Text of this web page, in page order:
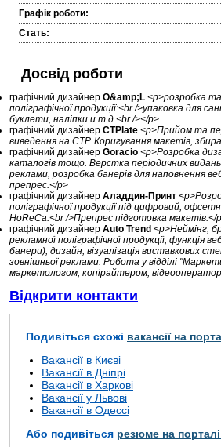
Графік роботи:
Стать:
Досвід роботи
графічний дизайнер O&amp;L <p>розробка
поліграфічної продукції:<br />упаковка для
буклети, наліпки и т.д.<br /></p>
графічний дизайнер CTPlate <p>Прийом та
виведення на CTP. Коригування макетів,
графічний дизайнер Goracio <p>Розробка
каталогів тощо. Верстка періодичних
реклами, розробка банерів для наповнення
препрес.</p>
графічний дизайнер Аладдин-Принт
поліграфічної продукції під цифровий,
HoReCa.<br />Препрес підготовка макетів.</
графічний дизайнер Auto Trend <p>Неймінг,
рекламної поліграфічної продукції, функція
банери), дизайн, візуалізація виставкових
зовнішньої реклами. Робота у відділі
маркетологом, копірайтером,
Відкрити контакти
Подивіться схожі вакансії на
Вакансії в Києві
Вакансії в Дніпрі
Вакансії в Харкові
Вакансії у Львові
Вакансії в Одессі
Або подивіться резюме на